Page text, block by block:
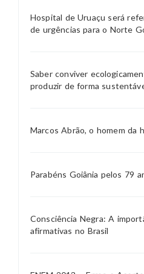
Hospital de Uruaçu será
de urgências para o Norte
Saber conviver
produzir de forma
Marcos Abrão, o homem da
Parabéns Goiânia pelos 79
Consciência Negra: A
afirmativas no Brasil